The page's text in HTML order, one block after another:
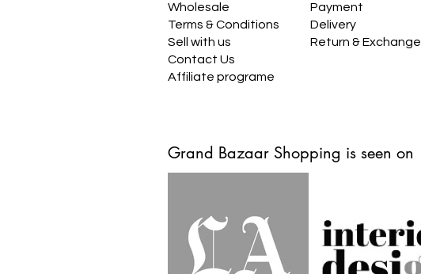
Wholesale
Terms & Conditions
Sell with us
Contact Us
Affiliate programe
Payment
Delivery
Return & Exchange
Grand Bazaar Shopping is seen on